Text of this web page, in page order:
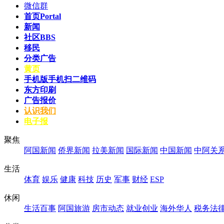
微信群
首页Portal
新闻
社区BBS
移民
分类广告
黄页
手机版手机扫二维码
东方印刷
广告报价
认识我们
电子报
聚焦
阿国新闻 侨界新闻 拉美新闻 国际新闻 中国新闻 中阿关
生活
体育 娱乐 健康 科技 历史 军事 财经 ESP
休闲
生活百事 阿国旅游 房市动态 就业创业 海外华人 税务法